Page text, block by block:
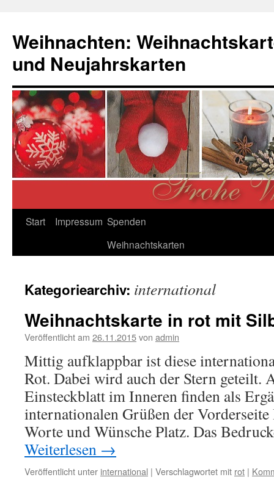
springen
Weihnachten:
und Neujahrskarten
Start Impressum Spenden
Weihnachtskarten
Kategoriearchiv: international
Weihnachtskarte in rot mit
Veröffentlicht am 26.11.2015von admin
Mittig aufklappbar ist diese
Rot. Dabei wird auch der Stern geteilt.
Einsteckblatt im Inneren finden als
internationalen Grüßen der
Worte und Wünsche Platz. Das
Weiterlesen →
Veröffentlicht unter international | Verschlagwortet mit rot |